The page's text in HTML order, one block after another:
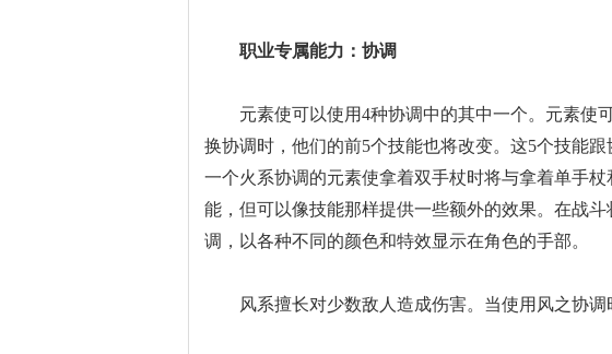
职业专属能力：协调
元素使可以使用4种协调中的其中一个。元素使
换协调时，他们的前5个技能也将改变。这5个技能
一个火系协调的元素使拿着双手杖时将与拿着单手
能，但可以像技能那样提供一些额外的效果。在战
调，以各种不同的颜色和特效显示在角色的手部。
风系擅长对少数敌人造成伤害。当使用风之协调